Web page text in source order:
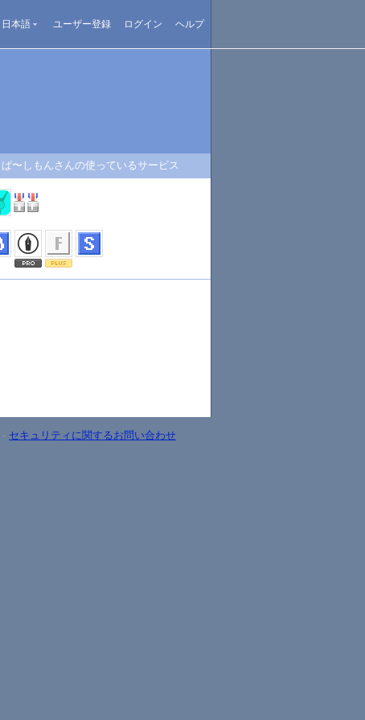
日本語 ユーザー登録 ログイン ヘルプ
ぱ〜しもんさんの使っているサービス
- セキュリティに関するお問い合わせ